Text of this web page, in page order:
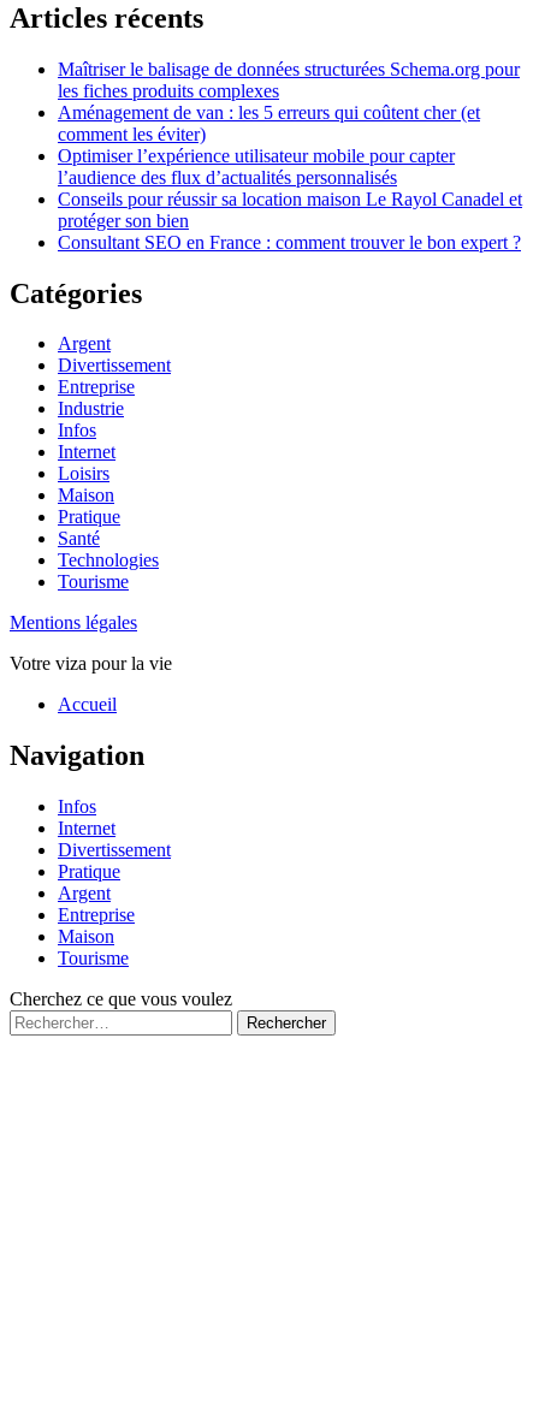
Articles récents
Maîtriser le balisage de données structurées Schema.org pour
les fiches produits complexes
Aménagement de van : les 5 erreurs qui coûtent cher (et
comment les éviter)
Optimiser l’expérience utilisateur mobile pour capter
l’audience des flux d’actualités personnalisés
Conseils pour réussir sa location maison Le Rayol Canadel et
protéger son bien
Consultant SEO en France : comment trouver le bon expert ?
Catégories
Argent
Divertissement
Entreprise
Industrie
Infos
Internet
Loisirs
Maison
Pratique
Santé
Technologies
Tourisme
Mentions légales
Votre viza pour la vie
Haut
page
Accueil
Navigation
Infos
Internet
Divertissement
Pratique
Argent
Entreprise
Maison
Tourisme
Cherchez ce que vous voulez
Rechercher :